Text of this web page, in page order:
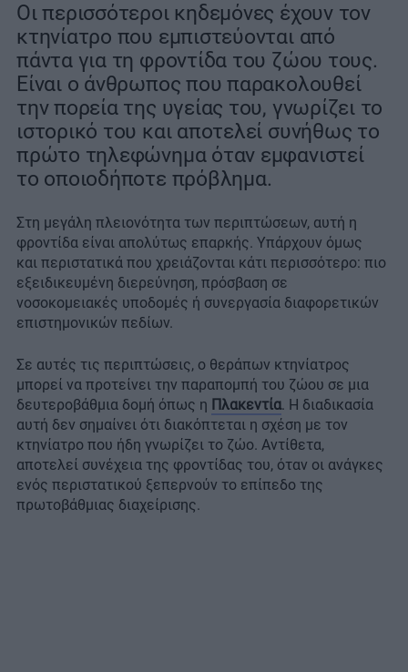
Οι περισσότεροι κηδεμόνες έχουν τον
κτηνίατρο που εμπιστεύονται από
πάντα για τη φροντίδα του ζώου τους.
Είναι ο άνθρωπος που παρακολουθεί
την πορεία της υγείας του, γνωρίζει το
ιστορικό του και αποτελεί συνήθως το
πρώτο τηλεφώνημα όταν εμφανιστεί
το οποιοδήποτε πρόβλημα.
Στη μεγάλη πλειονότητα των περιπτώσεων, αυτή η
φροντίδα είναι απολύτως επαρκής. Υπάρχουν όμως
και περιστατικά που χρειάζονται κάτι περισσότερο: πιο
εξειδικευμένη διερεύνηση, πρόσβαση σε
νοσοκομειακές υποδομές ή συνεργασία διαφορετικών
επιστημονικών πεδίων.
Σε αυτές τις περιπτώσεις, ο θεράπων κτηνίατρος
μπορεί να προτείνει την παραπομπή του ζώου σε μια
δευτεροβάθμια δομή όπως η Πλακεντία. Η διαδικασία
αυτή δεν σημαίνει ότι διακόπτεται η σχέση με τον
κτηνίατρο που ήδη γνωρίζει το ζώο. Αντίθετα,
αποτελεί συνέχεια της φροντίδας του, όταν οι ανάγκες
ενός περιστατικού ξεπερνούν το επίπεδο της
πρωτοβάθμιας διαχείρισης.